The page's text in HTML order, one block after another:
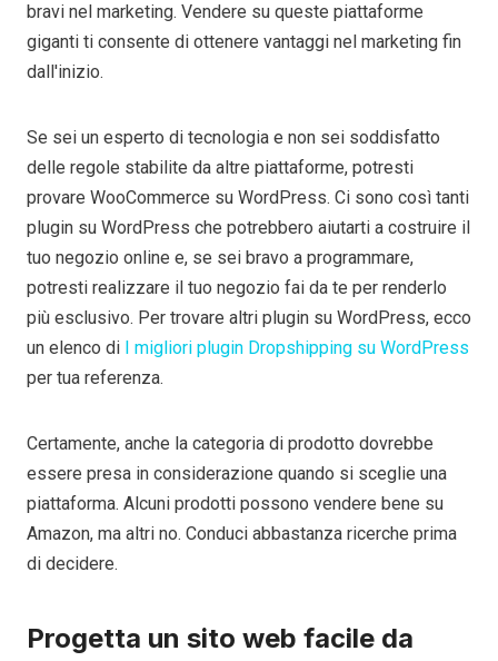
bravi nel marketing. Vendere su queste piattaforme
giganti ti consente di ottenere vantaggi nel marketing fin
dall'inizio.
Se sei un esperto di tecnologia e non sei soddisfatto
delle regole stabilite da altre piattaforme, potresti
provare WooCommerce su WordPress. Ci sono così tanti
plugin su WordPress che potrebbero aiutarti a costruire il
tuo negozio online e, se sei bravo a programmare,
potresti realizzare il tuo negozio fai da te per renderlo
più esclusivo. Per trovare altri plugin su WordPress, ecco
un elenco di
I migliori plugin Dropshipping su WordPress
per tua referenza.
Certamente, anche la categoria di prodotto dovrebbe
essere presa in considerazione quando si sceglie una
piattaforma. Alcuni prodotti possono vendere bene su
Amazon, ma altri no. Conduci abbastanza ricerche prima
di decidere.
Progetta un sito web facile da